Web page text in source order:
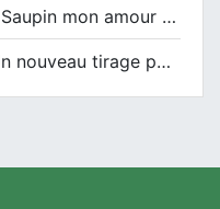
« Saupin mon amour » au salon du livre de Trentemoult
Un nouveau tirage pour le Docu-BD